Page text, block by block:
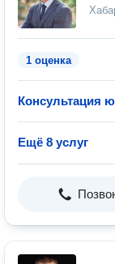
1 оценка
Консультация
Ещё 8 услуг